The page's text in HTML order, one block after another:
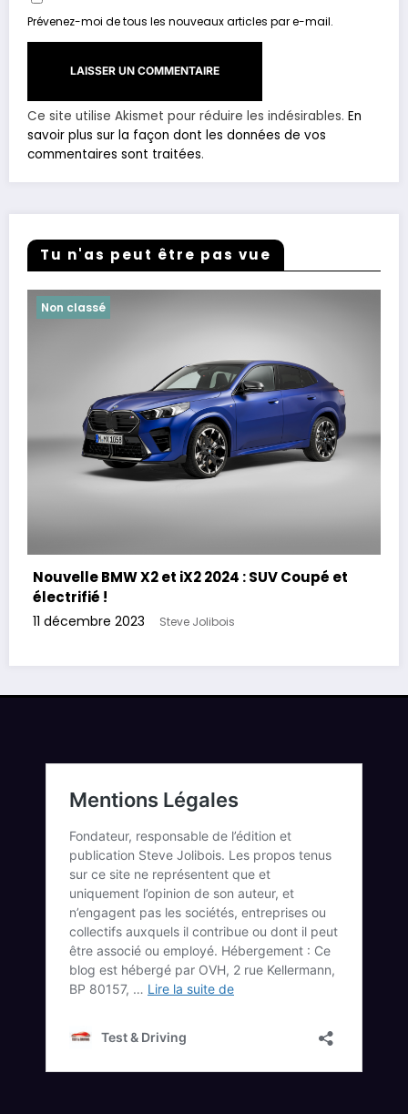
Prévenez-moi de tous les nouveaux articles par e-mail.
Ce site utilise Akismet pour réduire les indésirables. En
savoir plus sur la façon dont les données de vos
commentaires sont traitées.
Tu n'as peut être pas vue
Non classé
Nouvelle BMW X2 et iX2 2024 : SUV Coupé et
électrifié !
11 décembre 2023 Steve Jolibois